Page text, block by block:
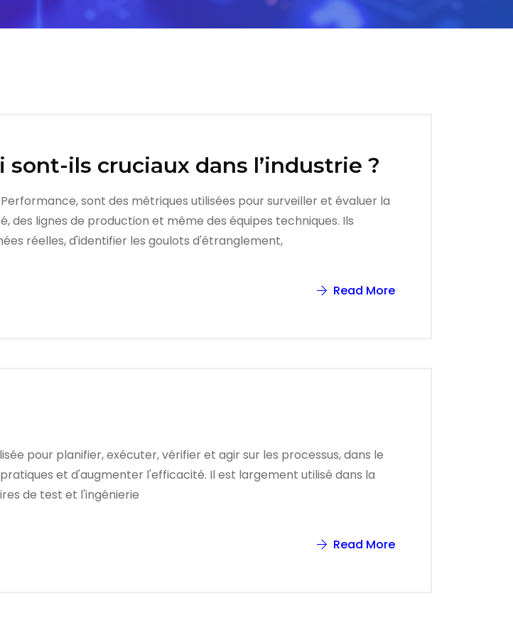
ils cruciaux dans l’industrie ?
sont des métriques utilisées pour surveiller et évaluer la
des lignes de production et même des équipes techniques. Ils
réelles, d'identifier les goulots d'étranglement,
Read More
pour planifier, exécuter, vérifier et agir sur les processus, dans le
et d'augmenter l'efficacité. Il est largement utilisé dans la
de test et l'ingénierie
Read More